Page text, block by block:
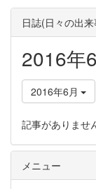
日誌(日々の出来
2016年
2016年6月
記事がありませ
メニュー